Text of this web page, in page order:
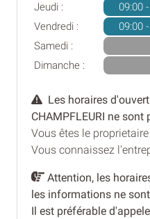
Jeudi :
09:00
Vendredi :
09:00
Samedi :
Dimanche :
Les horaires
CHAMPFLEURI ne sont
Vous êtes le proprietaire
Vous connaissez
Attention, les
les informations ne
Il est préférable